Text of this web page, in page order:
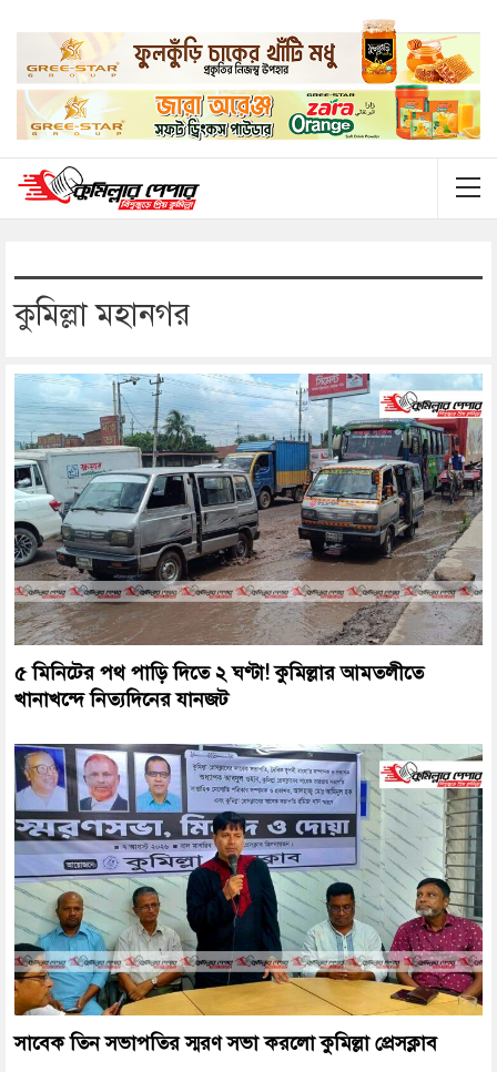
কুমিল্লা মহানগর
৫ মিনিটের পথ পাড়ি দিতে ২ ঘণ্টা! কুমিল্লার আমতলীতে
খানাখন্দে নিত্যদিনের যানজট
সাবেক তিন সভাপতির স্মরণ সভা করলো কুমিল্লা প্রেসক্লাব